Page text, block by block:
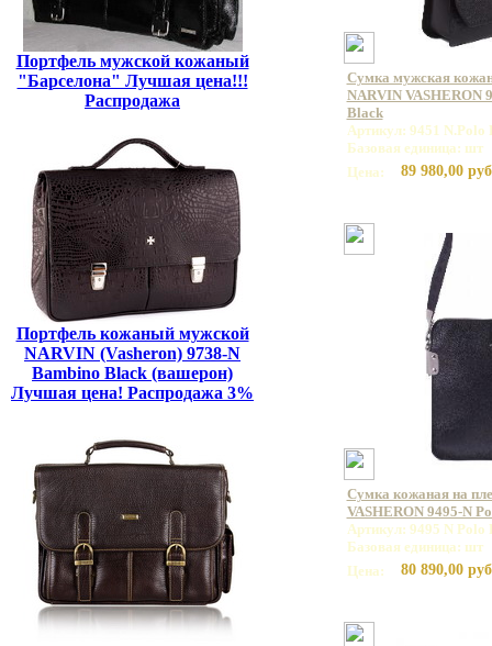
Портфель мужской кожаный
"Барселона" Лучшая цена!!!
Распродажа
Портфель кожаный мужской
NARVIN (Vasheron) 9738-N
Bambino Black (вашерон)
Лучшая цена! Распродажа 3%
Сумка мужская
NARVIN VASHERON
Black
Артикул: 9451
Базовая единица: шт
Цена:
89 980,00
Сумка кожаная на
VASHERON 9495-N
Артикул: 9495 N Polo
Базовая единица: шт
Цена:
80 890,00